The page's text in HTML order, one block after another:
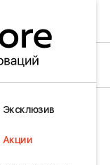
Эксклюзив
Акции